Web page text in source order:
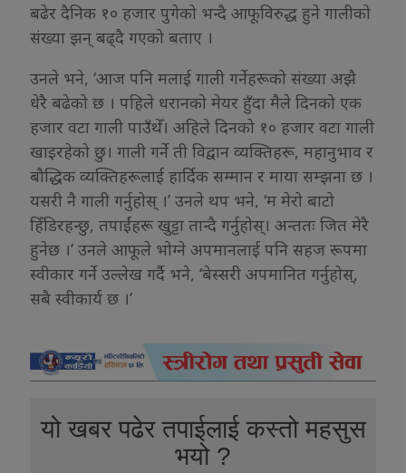
बढेर दैनिक १० हजार पुगेको भन्दै आफूविरुद्ध हुने गालीको
संख्या झन् बढ्दै गएको बताए ।
उनले भने, ‘आज पनि मलाई गाली गर्नेहरूको संख्या अझै
धेरै बढेको छ । पहिले धरानको मेयर हुँदा मैले दिनको एक
हजार वटा गाली पाउँथेँ। अहिले दिनको १० हजार वटा गाली
खाइरहेको छु। गाली गर्ने ती विद्वान व्यक्तिहरू, महानुभाव र
बौद्धिक व्यक्तिहरूलाई हार्दिक सम्मान र माया सम्झना छ ।
यसरी नै गाली गर्नुहोस् ।’ उनले थप भने, ‘म मेरो बाटो
हिँडिरहन्छु, तपाईंहरू खुट्टा तान्दै गर्नुहोस्। अन्ततः जित मेरै
हुनेछ ।’ उनले आफूले भोग्ने अपमानलाई पनि सहज रूपमा
स्वीकार गर्ने उल्लेख गर्दै भने, ‘बेस्सरी अपमानित गर्नुहोस्,
सबै स्वीकार्य छ ।’
यो खबर पढेर तपाईलाई कस्तो महसुस
भयो ?